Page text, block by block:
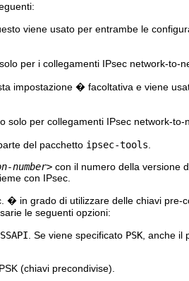
viene usato per entrambe le
per i collegamenti IPsec network-to-
impostazione � facoltativa e viene
per collegamenti IPsec network-to-
del pacchetto ipsec-tools
number> con il numero della versione
con IPsec.
� in grado di utilizzare delle chiavi pre-
le seguenti opzioni:
. Se viene specificato PSK , anche il
(chiavi precondivise).